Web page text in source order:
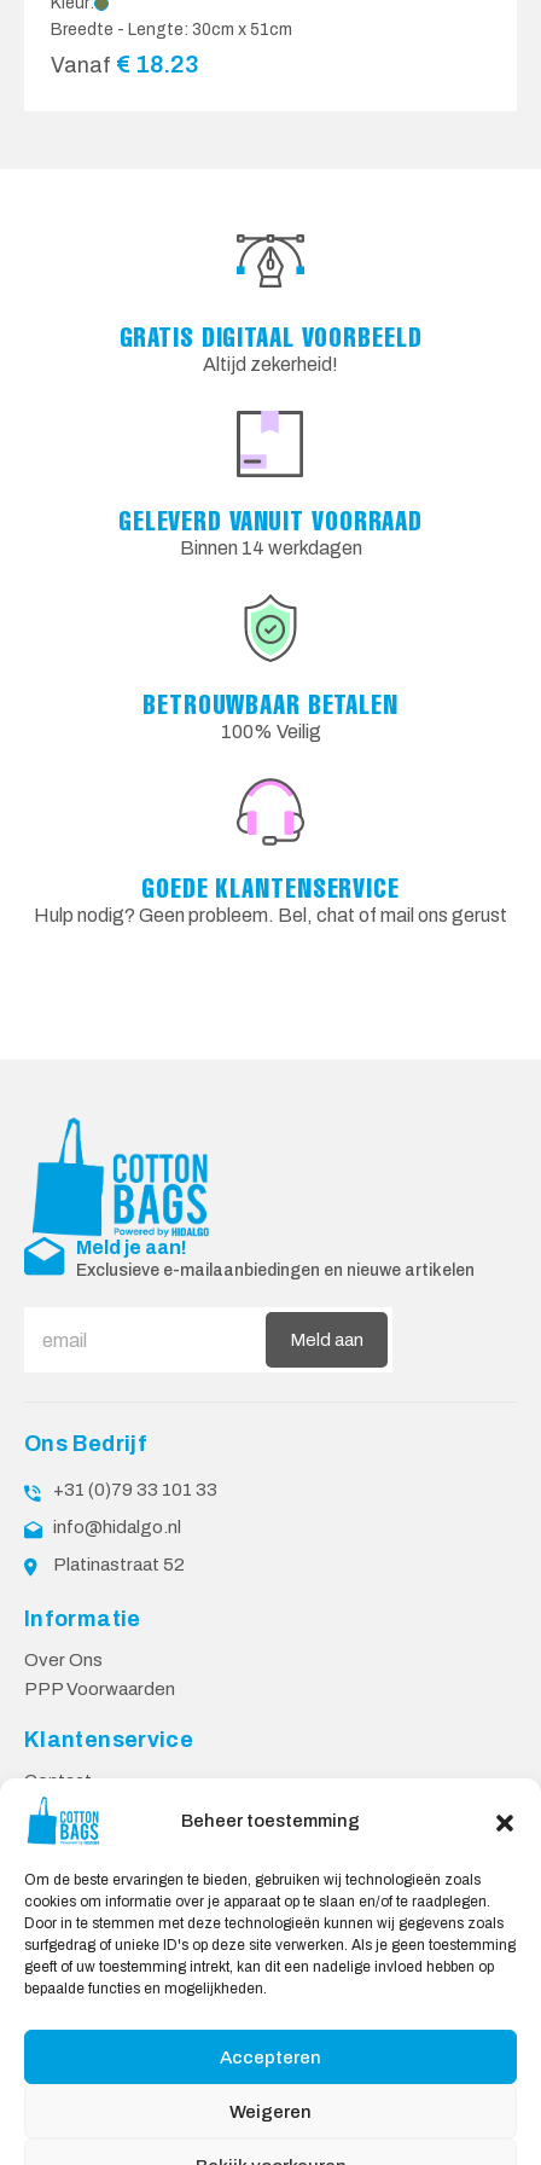
Beheer toestemming
Om de beste ervaringen te bieden, gebruiken wij technologieën zoals
cookies om informatie over je apparaat op te slaan en/of te raadplegen.
Door in te stemmen met deze technologieën kunnen wij gegevens zoals
surfgedrag of unieke ID's op deze site verwerken. Als je geen toestemming
geeft of uw toestemming intrekt, kan dit een nadelige invloed hebben op
bepaalde functies en mogelijkheden.
Accepteren
Weigeren
Breedte - Lengte: 30cm x 51cm
Vanaf € 18.23
GRATIS DIGITAAL VOORBEELD
Altijd zekerheid!
GELEVERD VANUIT VOORRAAD
Binnen 14 werkdagen
BETROUWBAAR BETALEN
100% Veilig
GOEDE KLANTENSERVICE
Hulp nodig? Geen probleem. Bel, chat of mail ons gerust
Meld je aan!
Exclusieve e-mailaanbiedingen en nieuwe artikelen
Meld aan
Ons Bedrijf
+31 (0)79 33 101 33
info@hidalgo.nl
Platinastraat 52
Informatie
Over Ons
PPP Voorwaarden
Klantenservice
Contact
Privacy Voorwaarden
Levering en Retourneren
Veilig Shoppen
Mijn account
Winkelwagen
Wij Accepteren: